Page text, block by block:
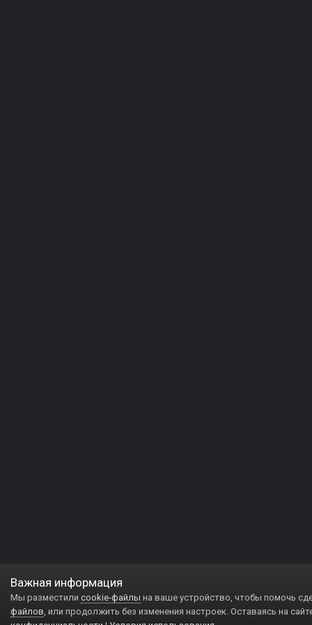
Важная информация
Мы разместили cookie-файлы на ваше устройство, чтобы помочь
файлов, или продолжить без изменения настроек. Оставаясь на